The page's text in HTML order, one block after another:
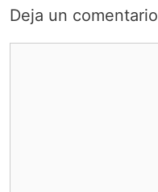
Deja un comentario